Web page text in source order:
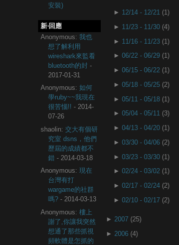
► 12/14 - 12/21 (1)
► 11/23 - 11/30 (4)
► 11/16 - 11/23 (1)
►06/22 - 06/29 (1)
►06/15 - 06/22 (1)
►05/18 - 05/25 (2)
►05/11 - 05/18 (1)
►05/04 - 05/11 (3)
►04/13 - 04/20 (1)
►03/30 - 04/06 (2)
►03/23 - 03/30 (1)
►02/24 - 03/02 (1)
►02/17 - 02/24 (2)
►02/10 - 02/17 (2)
► 2007 (25)
► 2006 (4)
安裝)
新‧回應
Anonymous: 我也
想了解利用
wireshark來監看
bluetooth的封-
2017-01-31
Anonymous: 如何
學ruby~~我現在
很苦惱!! - 2014-
07-26
shaolin: 交大有個研
究室 dsns，他們
歷屆的成績都不
錯- 2014-03-18
Anonymous: 現在
台灣有打
wargame的社群
嗎?- 2014-03-13
Anonymous: 樓上
謝了,你讓我突然
想通了那些抓視
頻軟體是怎抓的